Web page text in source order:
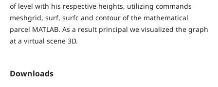
of level with his respective heights, utilizing commands
meshgrid, surf, surfc and contour of the mathematical
parcel MATLAB. As a result principal we visualized the graph
at a virtual scene 3D.
Downloads